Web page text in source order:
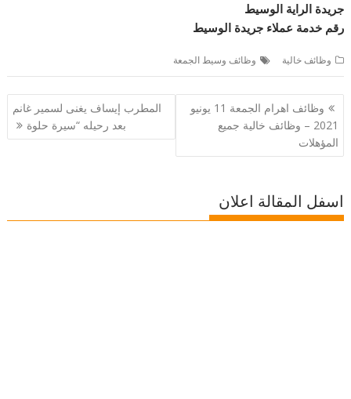
جريدة الراية الوسيط
رقم خدمة عملاء جريدة الوسيط
وظائف خالية وظائف وسيط الجمعة
تصفّح
المقالات
وظائف اهرام الجمعة 11 يونيو
2021 – وظائف خالية جميع
المؤهلات
المطرب إيساف يغنى لسمير غانم
بعد رحيله “سيرة حلوة
اسفل المقالة اعلان